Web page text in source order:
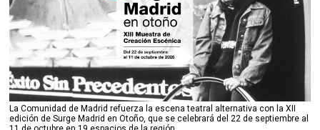
La Comunidad de Madrid refuerza la escena teatral alternativa con la XII
edición de Surge Madrid en Otoño, que se celebrará del 22 de septiembre al